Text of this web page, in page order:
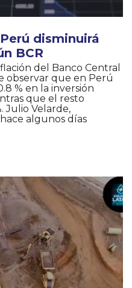
disminuirá
BCR
del Banco Central
observar que en Perú
% en la inversión
que el resto
Julio Velarde,
algunos días